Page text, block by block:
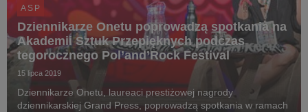
ASP
Dziennikarze Onetu poprowadzą spotkania na
Akademii Sztuk Przepięknych podczas
tegorocznego Pol’and’Rock Festival
15 lipca 2019
Dziennikarze Onetu, laureaci prestiżowej nagrody
dziennikarskiej Grand Press, poprowadzą spotkania w ramach